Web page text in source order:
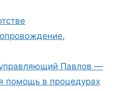
,
Павлов —
помощь в процедурах